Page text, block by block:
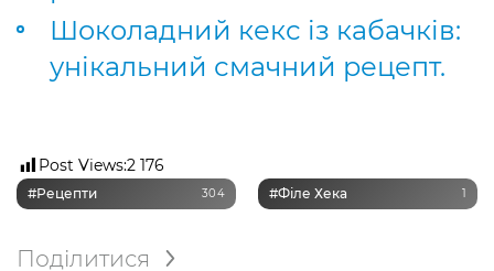
Шоколадний кекс із кабачків:
унікальний смачний рецепт.
Post Views:2 176
#рецепти 304 #філе Хека 1
Поділитися